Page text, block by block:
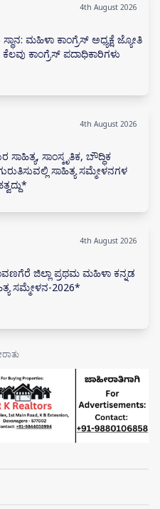
4th August 2026
ಮಹಿಳಾ ಕಾಂಗ್ರೆಸ್ ಅಧ್ಯಕ್ಷೆ ಜ್ಯೋತಿ
ಕಾಂಗ್ರೆಸ್ ಪದಾಧಿಕಾರಿಗಳು
4th August 2026
ಸಾಂಸ್ಕೃತಿಕ, ಬೌದ್ಧಿಕ
ಸಾಹಿತ್ಯ ಸಮ್ಮೇಳನಗಳ
4th August 2026
ಜಿಲ್ಲಾ ಪ್ರಥಮ ಮಹಿಳಾ ಕನ್ನಡ
ಸಮ್ಮೇಳನ-2026*